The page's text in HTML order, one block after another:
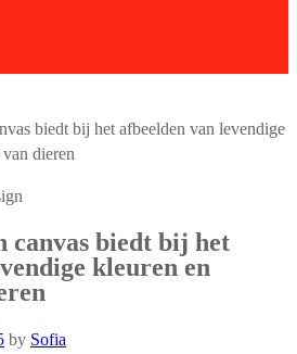
biedt bij het afbeelden van levendige
dieren
canvas biedt bij het
kleuren en
by Sofia